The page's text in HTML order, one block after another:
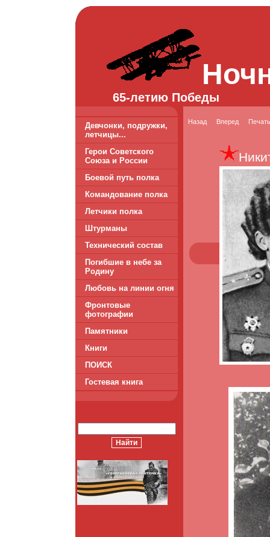
65-летию Победы
Девчонки, подружки,
летчицы...
Герои Советского
Союза и России
Боевой путь полка
Командование полка
Летчики полка
Штурманы
Технический состав
Погибшие в небе за
Родину
Любовь на линии огня
Фронтовые
фотографии
Памятники
Книги
ПОИСК
Гостевая книга
Назад Вперед Печать